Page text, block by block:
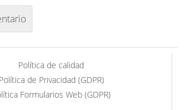
Política de calidad
Política de Privacidad (GDPR)
Formularios Web (GDPR)